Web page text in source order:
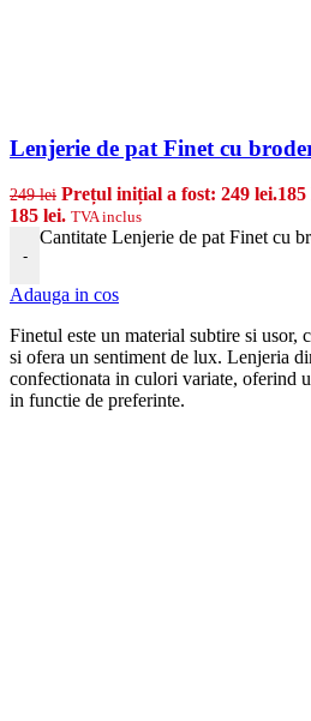
Lenjerie de pat Finet cu
249lei Prețul inițial a fost: 249 lei.185
185 lei. TVA inclus
-
Cantitate Lenjerie de pat Finet cu
Adauga in cos
Finetul este un material subtire si usor,
si ofera un sentiment de lux. Lenjeria
confectionata in culori variate, oferind
in functie de preferinte.